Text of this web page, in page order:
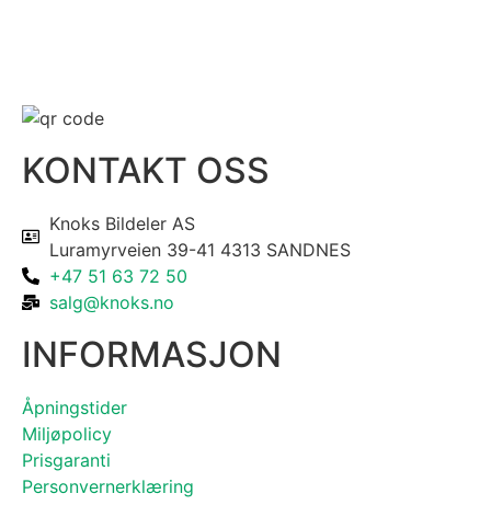
KONTAKT OSS
Knoks Bildeler AS
Luramyrveien 39-41 4313 SANDNES
+47 51 63 72 50
salg@knoks.no
INFORMASJON
Åpningstider
Miljøpolicy
Prisgaranti
Personvernerklæring